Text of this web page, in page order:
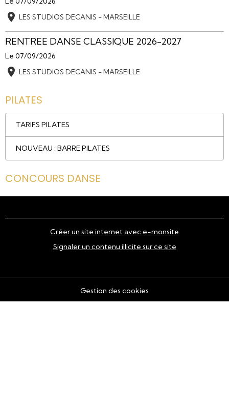
LES STUDIOS DECANIS - MARSEILLE
RENTREE DANSE CLASSIQUE 2026-2027
Le 07/09/2026
LES STUDIOS DECANIS - MARSEILLE
PILATES
TARIFS PILATES
NOUVEAU : BARRE PILATES
CONCOURS DANSE
Créer un site internet avec e-monsite
Signaler un contenu illicite sur ce site
Gestion des cookies